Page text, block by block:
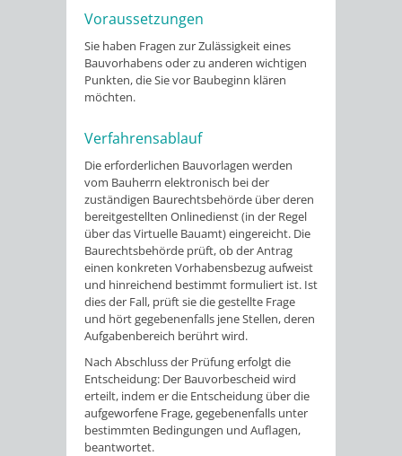
Voraussetzungen
Sie haben Fragen zur Zulässigkeit eines
Bauvorhabens oder zu anderen wichtigen
Punkten, die Sie vor Baubeginn klären
möchten.
Verfahrensablauf
Die erforderlichen Bauvorlagen werden
vom Bauherrn elektronisch bei der
zuständigen Baurechtsbehörde über deren
bereitgestellten Onlinedienst (in der Regel
über das Virtuelle Bauamt) eingereicht. Die
Baurechtsbehörde prüft, ob der Antrag
einen konkreten Vorhabensbezug aufweist
und hinreichend bestimmt formuliert ist. Ist
dies der Fall, prüft sie die gestellte Frage
und hört gegebenenfalls jene Stellen, deren
Aufgabenbereich berührt wird.
Nach Abschluss der Prüfung erfolgt die
Entscheidung: Der Bauvorbescheid wird
erteilt, indem er die Entscheidung über die
aufgeworfene Frage, gegebenenfalls unter
bestimmten Bedingungen und Auflagen,
beantwortet.